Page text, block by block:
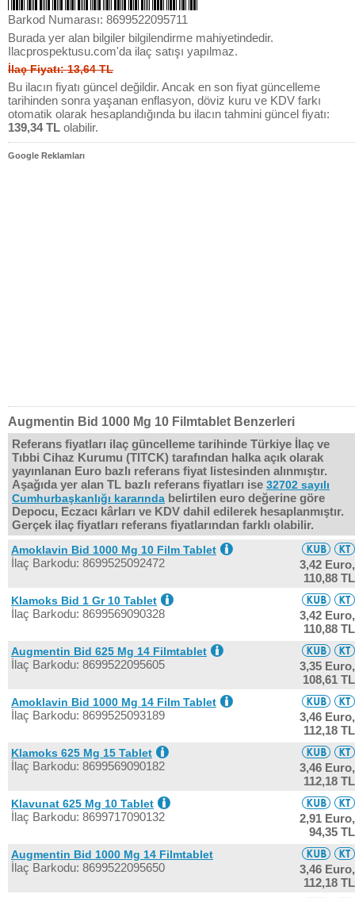
Barkod Numarası: 8699522095711
Burada yer alan bilgiler bilgilendirme mahiyetindedir.
Ilacprospektusu.com'da ilaç satışı yapılmaz.
İlaç Fiyatı: 13,64 TL
Bu ilacın fiyatı güncel değildir. Ancak en son fiyat güncelleme
tarihinden sonra yaşanan enflasyon, döviz kuru ve KDV farkı
otomatik olarak hesaplandığında bu ilacın tahmini güncel fiyatı:
139,34 TL olabilir.
Google Reklamları
Augmentin Bid 1000 Mg 10 Filmtablet Benzerleri
Referans fiyatları ilaç güncelleme tarihinde Türkiye İlaç ve
Tıbbi Cihaz Kurumu (TITCK) tarafından halka açık olarak
yayınlanan Euro bazlı referans fiyat listesinden alınmıştır.
Aşağıda yer alan TL bazlı referans fiyatları ise 32702 sayılı
Cumhurbaşkanlığı kararında belirtilen euro değerine göre
Depocu, Eczacı kârları ve KDV dahil edilerek hesaplanmıştır.
Gerçek ilaç fiyatları referans fiyatlarından farklı olabilir.
Amoklavin Bid 1000 Mg 10 Film Tablet
İlaç Barkodu: 8699525092472
3,42 Euro,
110,88 TL
Klamoks Bid 1 Gr 10 Tablet
İlaç Barkodu: 8699569090328
3,42 Euro,
110,88 TL
Augmentin Bid 625 Mg 14 Filmtablet
İlaç Barkodu: 8699522095605
3,35 Euro,
108,61 TL
Amoklavin Bid 1000 Mg 14 Film Tablet
İlaç Barkodu: 8699525093189
3,46 Euro,
112,18 TL
Klamoks 625 Mg 15 Tablet
İlaç Barkodu: 8699569090182
3,46 Euro,
112,18 TL
Klavunat 625 Mg 10 Tablet
İlaç Barkodu: 8699717090132
2,91 Euro,
94,35 TL
Augmentin Bid 1000 Mg 14 Filmtablet
İlaç Barkodu: 8699522095650
3,46 Euro,
112,18 TL